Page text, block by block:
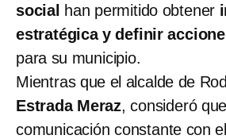
social han permitido obtener
estratégica y definir
para su municipio.
Mientras que el alcalde de
Estrada Meraz, consideró
comunicación constante con